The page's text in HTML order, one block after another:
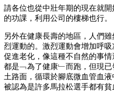
請各位也從中壯年期的現在就
的功課，利用公司的樓梯也行。
另外在健康長壽的地區，人們
烈運動的。激烈運動會增加呼吸
促進老化，像這種不自然的事
都是﹁為了健康﹂而跑，但現
土路面，循環於腳底微血管血
被認為是許多馬拉松選手都有貧